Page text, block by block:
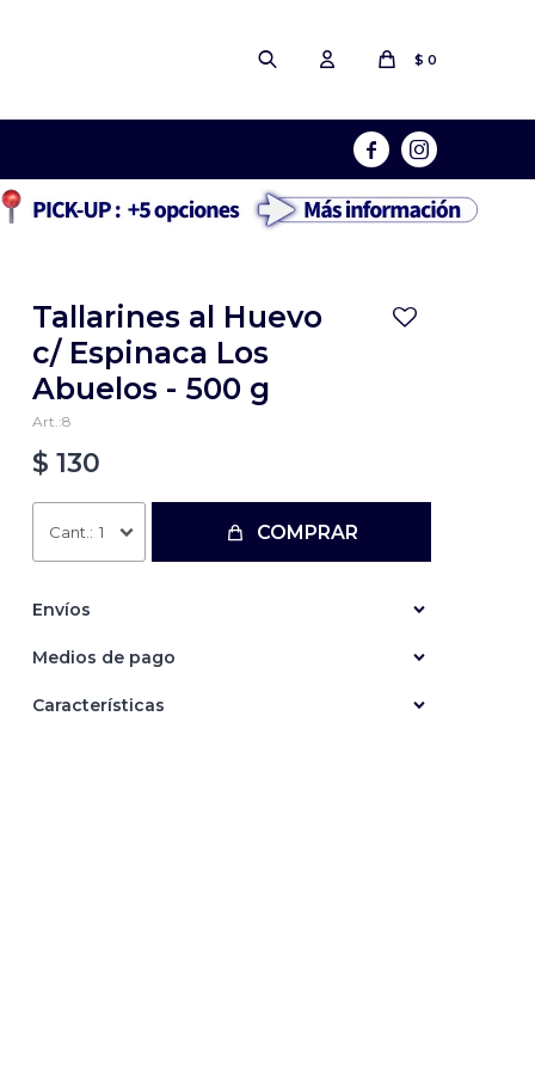
$ 0
 
Tallarines al Huevo
c/ Espinaca Los
Abuelos - 500 g
8
$ 130
1 COMPRAR
Envíos
Medios de pago
Características